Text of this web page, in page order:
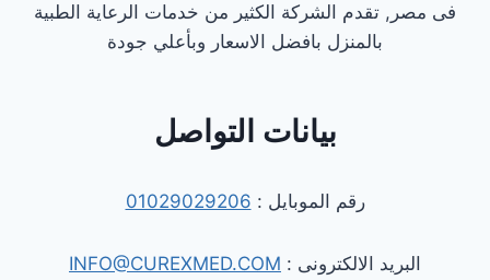
فى مصر, تقدم الشركة الكثير من خدمات الرعاية الطبية
بالمنزل بافضل الاسعار وبأعلي جودة
بيانات التواصل
رقم الموبايل : 01029029206
البريد الالكترونى : INFO@CUREXMED.COM